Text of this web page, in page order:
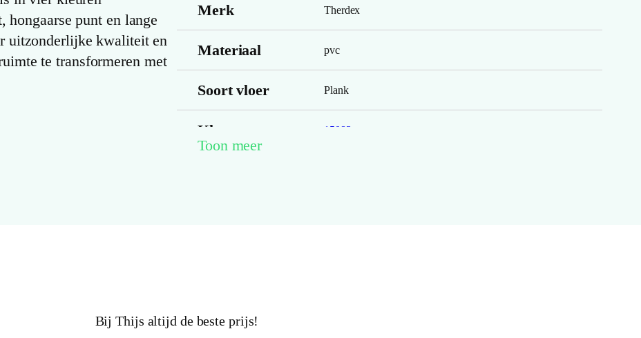
punt en lange
uitzonderlijke kwaliteit en
te transformeren met
Merk Therdex
Materiaal pvc
Soort vloer Plank
Kleurnummer 15083
(cm)
Toon meer
Bij Thijs altijd de beste prijs!